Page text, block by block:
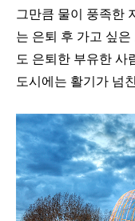
그만큼 물이 풍족한
는 은퇴 후 가고 싶
도 은퇴한 부유한 사
도시에는 활기가 넘